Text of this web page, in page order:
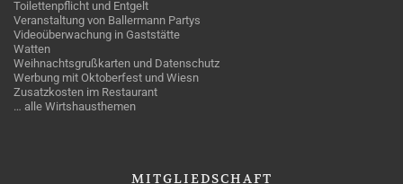
Toilettenpflicht und Entgelt
Veranstaltung von Ballermann Partys
Videoüberwachung in Gaststätte
Watten
Weihnachtsgrußkarten und Datenschutz
Werbung mit Oktoberfest und Wiesn
Zusatzkosten im Restaurant
… alle Wirtshausthemen
MITGLIEDSCHAFT